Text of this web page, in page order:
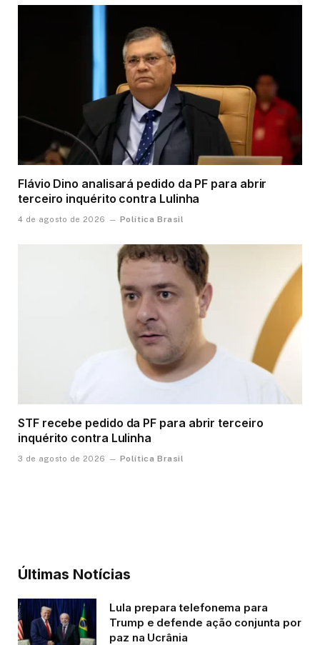
Flávio Dino analisará pedido da PF para abrir
terceiro inquérito contra Lulinha
4 de agosto de 2026 Política Brasil
STF recebe pedido da PF para abrir terceiro
inquérito contra Lulinha
3 de agosto de 2026 Política Brasil
Últimas Notícias
Lula prepara telefonema para
Trump e defende ação conjunta por
paz na Ucrânia